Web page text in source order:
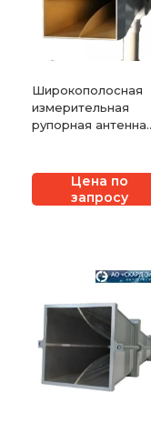
Широкополосная
измерительная
рупорная антенна
Цена по
запросу